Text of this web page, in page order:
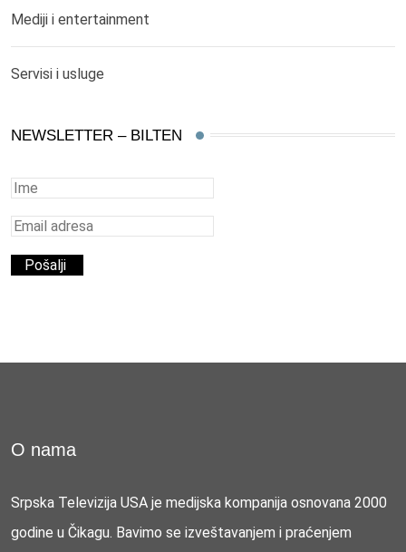
Mediji i entertainment
Servisi i usluge
NEWSLETTER – BILTEN
O nama
Srpska Televizija USA je medijska kompanija osnovana 2000
godine u Čikagu. Bavimo se izveštavanjem i praćenjem